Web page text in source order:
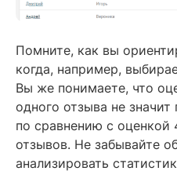
Помните, как вы
когда, например,
Вы же понимаете, что
одного отзыва не значит
по сравнению с оценкой
отзывов. Не забывайте
анализировать